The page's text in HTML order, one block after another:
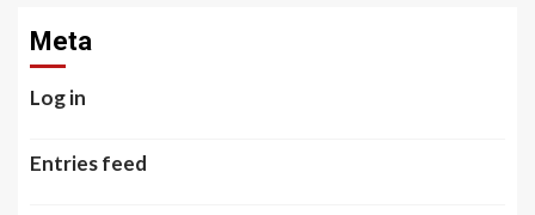
Meta
Log in
Entries feed